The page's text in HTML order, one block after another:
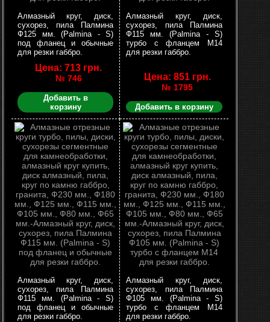
Алмазный круг, диск,
сухорез, пила Палмина
Ф125 мм. (Palmina - S)
под фланец и обычные
для резки габбро.
Цена: 713 грн.
№ 746
Добавить в
корзину
Алмазный круг, диск,
сухорез, пила Палмина
Ф115 мм. (Palmina - S)
турбо с фланцем М14
для резки габбро.
Цена: 851 грн.
№ 1795
Добавить в корзину
Алмазный круг, диск,
сухорез, пила Палмина
Ф115 мм. (Palmina - S)
под фланец и обычные
для резки габбро.
Алмазный круг, диск,
сухорез, пила Палмина
Ф105 мм. (Palmina - S)
турбо с фланцем М14
для резки габбро.